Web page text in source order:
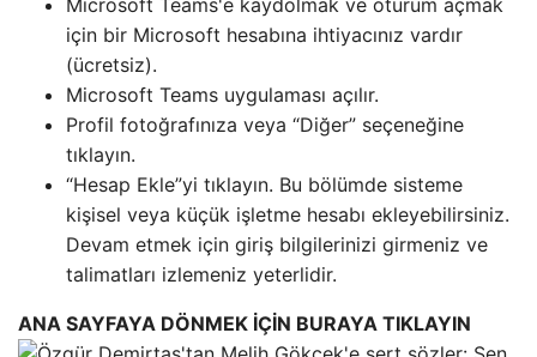
Microsoft Teams'e kaydolmak ve oturum açmak
için bir Microsoft hesabına ihtiyacınız vardır
(ücretsiz).
Microsoft Teams uygulaması açılır.
Profil fotoğrafınıza veya “Diğer” seçeneğine
tıklayın.
“Hesap Ekle”yi tıklayın. Bu bölümde sisteme
kişisel veya küçük işletme hesabı ekleyebilirsiniz.
Devam etmek için giriş bilgilerinizi girmeniz ve
talimatları izlemeniz yeterlidir.
ANA SAYFAYA DÖNMEK İÇİN BURAYA TIKLAYIN